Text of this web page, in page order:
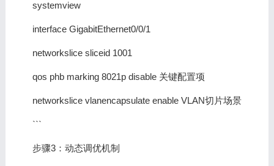
systemview
interface GigabitEthernet0/0/1
networkslice sliceid 1001
qos phb marking 8021p disable 关键配置项
networkslice vlanencapsulate enable VLAN切片场景
```
步骤3：动态调优机制